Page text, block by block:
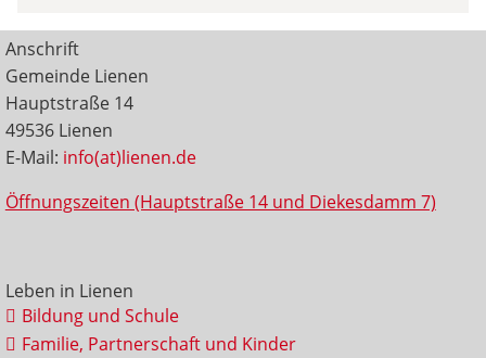
Anschrift
Gemeinde Lienen
Hauptstraße 14
49536 Lienen
E-Mail: info(at)lienen.de
Öffnungszeiten (Hauptstraße 14 und Diekesdamm 7)
Leben in Lienen
Bildung und Schule
Familie, Partnerschaft und Kinder